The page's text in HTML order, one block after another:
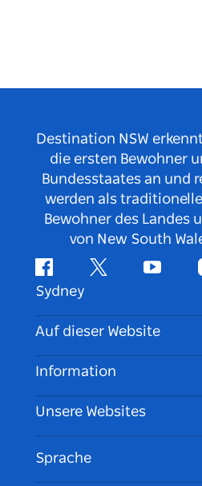
Destination NSW
die ersten Bewohner
Bundesstaates an und
werden als
Bewohner des Landes
von New South
FacebookTwitter
Sydney
Kontaktieren Sie uns
Haftungsausschluss
Cookie Notice
Auf dieser Website
Reiseziele
Aktivitäten
Veranstaltungen
Unterkunft
Information
Reiseinformationen
Barrierefreies Sydney
Tragen Sie Ihr
Unsere Websites
Sprache